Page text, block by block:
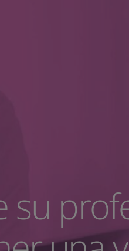
su